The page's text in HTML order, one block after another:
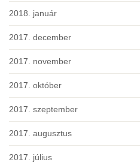
2018. január
2017. december
2017. november
2017. október
2017. szeptember
2017. augusztus
2017. július